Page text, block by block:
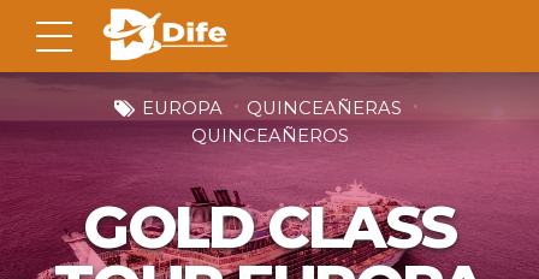
EUROPA
QUINCEAÑERAS
QUINCEAÑEROS
GOLD CLASS